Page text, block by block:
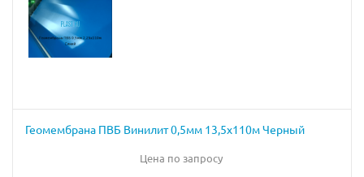
Геомембрана ПВБ Винилит 0,5мм 13,5х110м Черный
Цена по запросу